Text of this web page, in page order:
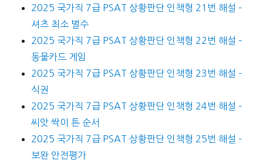
2025 국가직 7급 PSAT 상황판단 인책형 21번 해설 –
셔츠 최소 벌수
2025 국가직 7급 PSAT 상황판단 인책형 22번 해설 –
동물카드 게임
2025 국가직 7급 PSAT 상황판단 인책형 23번 해설 –
식권
2025 국가직 7급 PSAT 상황판단 인책형 24번 해설 –
씨앗 싹이 튼 순서
2025 국가직 7급 PSAT 상황판단 인책형 25번 해설 –
보완 안전평가